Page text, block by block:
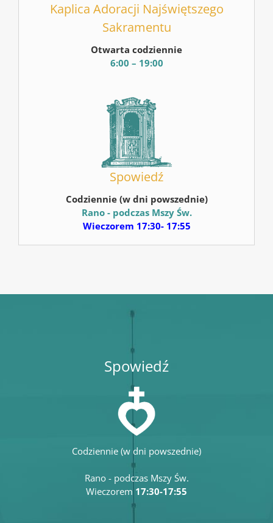
Kaplica Adoracji Najświętszego
Sakramentu
Otwarta codziennie
6:00 – 19:00
Spowiedź
Codziennie (w dni powszednie)
Rano - podczas Mszy Św.
Wieczorem 17:30- 17:55
Spowiedź
Codziennie (w dni powszednie)
Rano - podczas Mszy Św.
Wieczorem 17:30-17:55